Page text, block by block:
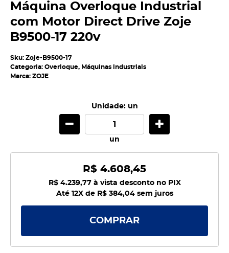
Máquina Overloque Industrial
com Motor Direct Drive Zoje
B9500-17 220v
Sku: Zoje-B9500-17
Categoria: Overloque, Máquinas industriais
Marca: ZOJE
Unidade: un
un
R$ 4.608,45
R$ 4.239,77à vista desconto no PIX
Até 12X de R$ 384,04 sem juros
COMPRAR